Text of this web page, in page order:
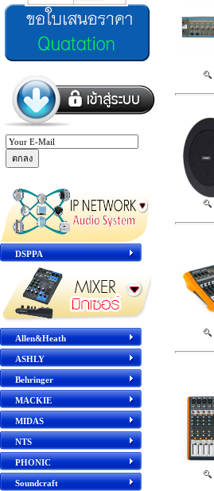
DSPPA
Allen&Heath
ASHLY
Behringer
MACKIE
MIDAS
NTS
PHONIC
Soundcraft